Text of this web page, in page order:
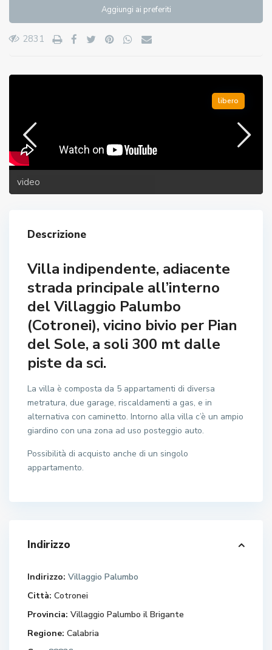
Aggiungi ai preferiti
2831
libero
video
Descrizione
Villa indipendente, adiacente
strada principale all’interno
del Villaggio Palumbo
(Cotronei), vicino bivio per Pian
del Sole, a soli 300 mt dalle
piste da sci.
La villa è composta da 5 appartamenti di diversa
metratura, due garage, riscaldamenti a gas, e in
alternativa con caminetto. Intorno alla villa c’è un ampio
giardino con una zona ad uso posteggio auto.
Possibilità di acquisto anche di un singolo
appartamento.
Indirizzo
Indirizzo: Villaggio Palumbo
Città: Cotronei
Provincia: Villaggio Palumbo il Brigante
Regione: Calabria